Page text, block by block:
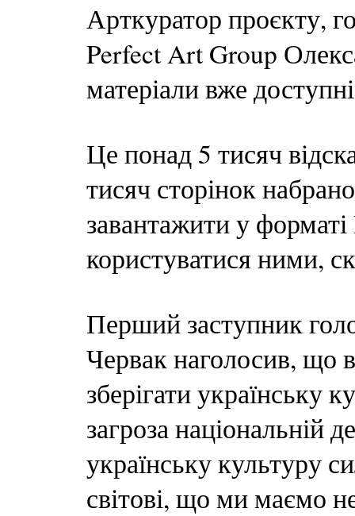
Арткуратор проєкту,
Perfect Art Group
матеріали вже
Це понад 5 тисяч
тисяч сторінок
завантажити у
користуватися ними,
Перший заступник
Червак наголосив, що
зберігати українську
загроза національній
українську культуру
світові, що ми маємо